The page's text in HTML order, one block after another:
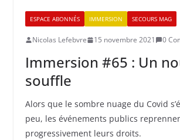
ESPACE ABONNÉS IMMERSION SECOURS MAG
Nicolas Lefebvre 15 novembre 2021 0
Immersion #65 : Un
souffle
Alors que le sombre nuage du Covid
peu, les événements publics
progressivement leurs droits.